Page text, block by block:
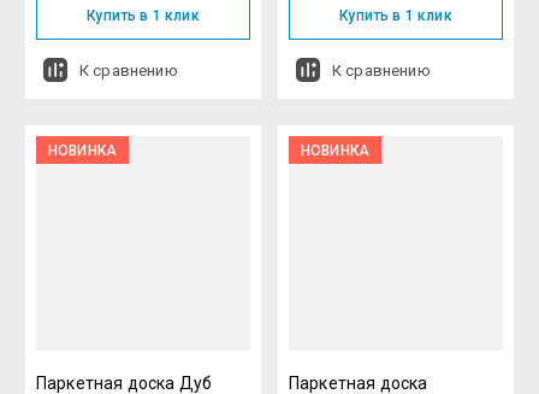
Купить в 1 клик
К сравнению
Купить в 1 клик
К сравнению
НОВИНКА
Паркетная доска Дуб
НОВИНКА
Паркетная доска